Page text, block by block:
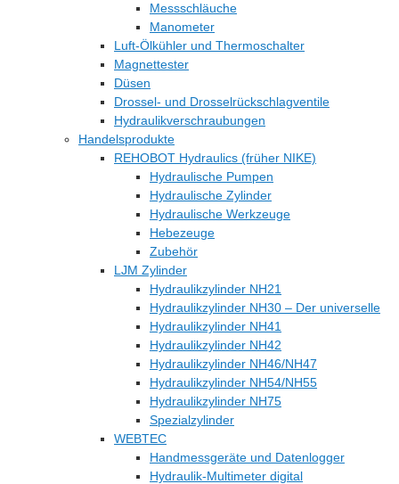
Messschläuche
Manometer
Luft-Ölkühler und Thermoschalter
Magnettester
Düsen
Drossel- und Drosselrückschlagventile
Hydraulikverschraubungen
Handelsprodukte
REHOBOT Hydraulics (früher NIKE)
Hydraulische Pumpen
Hydraulische Zylinder
Hydraulische Werkzeuge
Hebezeuge
Zubehör
LJM Zylinder
Hydraulikzylinder NH21
Hydraulikzylinder NH30 – Der universelle
Hydraulikzylinder NH41
Hydraulikzylinder NH42
Hydraulikzylinder NH46/NH47
Hydraulikzylinder NH54/NH55
Hydraulikzylinder NH75
Spezialzylinder
WEBTEC
Handmessgeräte und Datenlogger
Hydraulik-Multimeter digital